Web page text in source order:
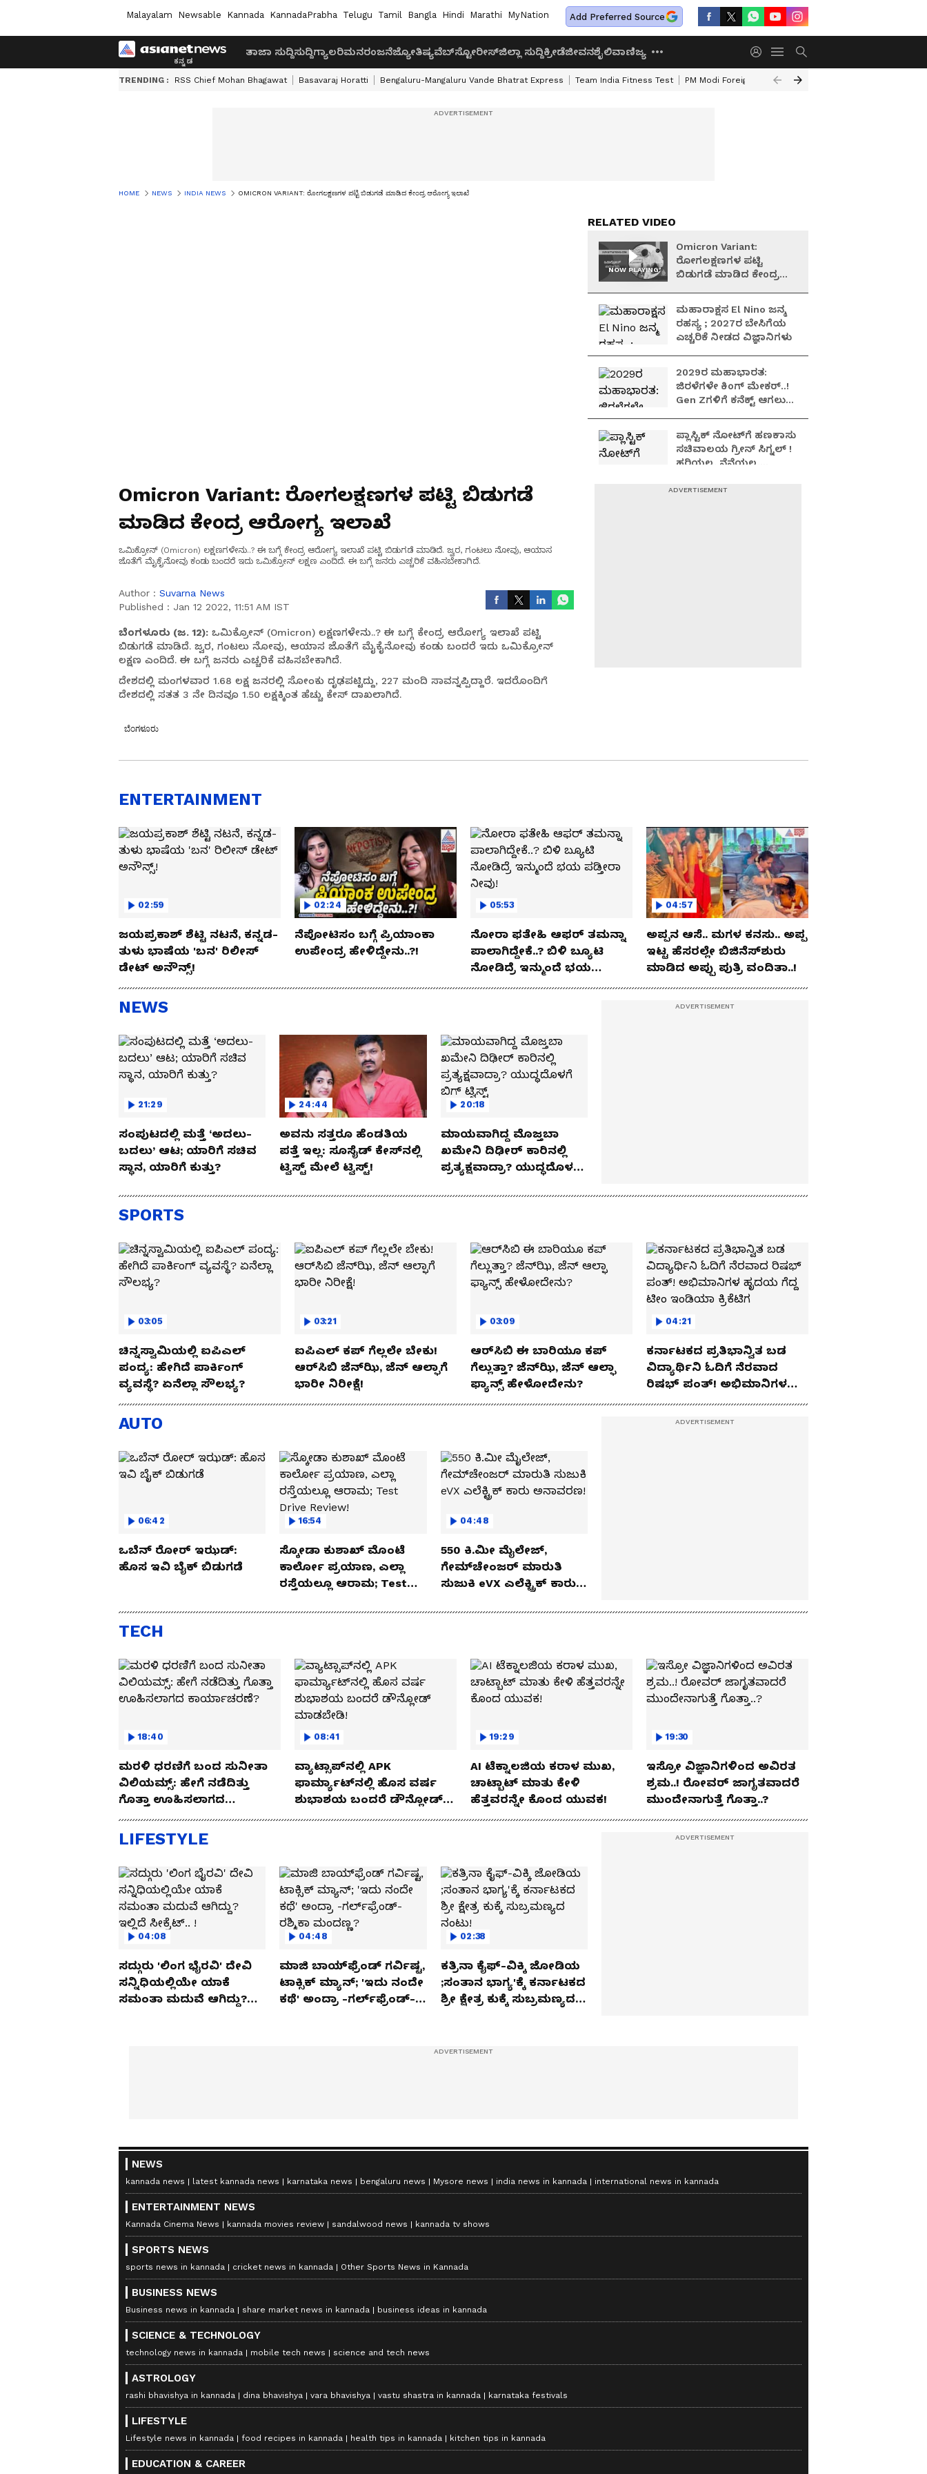
Malayalam Newsable Kannada KannadaPrabha Telugu Tamil Bangla Hindi Marathi MyNation Add Preferred Source
ತಾಜಾ ಸುದ್ದಿಸುದ್ದಿಗ್ಯಾಲರಿಮನರಂಜನೆಜ್ಯೋತಿಷ್ಯವೆಬ್‌ಸ್ಟೋರೀಸ್ಜಿಲ್ಲಾ ಸುದ್ದಿಕ್ರೀಡೆಜೀವನಶೈಲಿವಾಣಿಜ್ಯ
TRENDING : RSS Chief Mohan Bhagawat Basavaraj Horatti Bengaluru-Mangaluru Vande Bhatrat Express Team India Fitness Test PM Modi Foreign Travel Expenditure
HOME NEWS INDIA NEWS OMICRON VARIANT: ರೋಗಲಕ್ಷಣಗಳ ಪಟ್ಟಿ ಬಿಡುಗಡೆ ಮಾಡಿದ ಕೇಂದ್ರ ಆರೋಗ್ಯ ಇಲಾಖೆ
Omicron Variant: ರೋಗಲಕ್ಷಣಗಳ ಪಟ್ಟಿ ಬಿಡುಗಡೆ
ಮಾಡಿದ ಕೇಂದ್ರ ಆರೋಗ್ಯ ಇಲಾಖೆ
ಒಮಿಕ್ರೋನ್ (Omicron) ಲಕ್ಷಣಗಳೇನು..? ಈ ಬಗ್ಗೆ ಕೇಂದ್ರ ಆರೋಗ್ಯ ಇಲಾಖೆ ಪಟ್ಟಿ ಬಿಡುಗಡೆ ಮಾಡಿದೆ. ಜ್ವರ, ಗಂಟಲು ನೋವು, ಆಯಾಸ
ಜೊತೆಗೆ ಮೈಕೈನೋವು ಕಂಡು ಬಂದರೆ ಇದು ಒಮಿಕ್ರೋನ್ ಲಕ್ಷಣ ಎಂದಿದೆ. ಈ ಬಗ್ಗೆ ಜನರು ಎಚ್ಚರಿಕೆ ವಹಿಸಬೇಕಾಗಿದೆ.
Author : Suvarna News
Published : Jan 12 2022, 11:51 AM IST
ಬೆಂಗಳೂರು (ಜ. 12): ಒಮಿಕ್ರೋನ್ (Omicron) ಲಕ್ಷಣಗಳೇನು..? ಈ ಬಗ್ಗೆ ಕೇಂದ್ರ ಆರೋಗ್ಯ ಇಲಾಖೆ ಪಟ್ಟಿ
ಬಿಡುಗಡೆ ಮಾಡಿದೆ. ಜ್ವರ, ಗಂಟಲು ನೋವು, ಆಯಾಸ ಜೊತೆಗೆ ಮೈಕೈನೋವು ಕಂಡು ಬಂದರೆ ಇದು ಒಮಿಕ್ರೋನ್
ಲಕ್ಷಣ ಎಂದಿದೆ. ಈ ಬಗ್ಗೆ ಜನರು ಎಚ್ಚರಿಕೆ ವಹಿಸಬೇಕಾಗಿದೆ.
ದೇಶದಲ್ಲಿ ಮಂಗಳವಾರ 1.68 ಲಕ್ಷ ಜನರಲ್ಲಿ ಸೋಂಕು ದೃಢಪಟ್ಟಿದ್ದು, 227 ಮಂದಿ ಸಾವನ್ನಪ್ಪಿದ್ದಾರೆ. ಇದರೊಂದಿಗೆ
ದೇಶದಲ್ಲಿ ಸತತ 3 ನೇ ದಿನವೂ 1.50 ಲಕ್ಷಕ್ಕಿಂತ ಹೆಚ್ಚು ಕೇಸ್ ದಾಖಲಾಗಿದೆ.
RELATED VIDEO
NOW PLAYING
Omicron Variant:
ರೋಗಲಕ್ಷಣಗಳ ಪಟ್ಟಿ
ಬಿಡುಗಡೆ ಮಾಡಿದ ಕೇಂದ್ರ
ಮಹಾರಾಕ್ಷಸ El Nino ಜನ್ಮ
ರಹಸ್ಯ ; 2027ರ ಬೇಸಿಗೆಯ
ಎಚ್ಚರಿಕೆ ನೀಡದ ವಿಜ್ಞಾನಿಗಳು
2029ರ ಮಹಾಭಾರತ:
ಜಿರಳೆಗಳೇ ಕಿಂಗ್ ಮೇಕರ್..!
Gen Zಗಳಿಗೆ ಕನೆಕ್ಟ್ ಆಗಲು
ಪ್ಲಾಸ್ಟಿಕ್ ನೋಟ್‌ಗೆ ಹಣಕಾಸು
ಸಚಿವಾಲಯ ಗ್ರೀನ್​​ ಸಿಗ್ನಲ್​​​ !
ಹರಿಯಲ್ಲ, ನೆನೆಯಲ್ಲ,
ಹೇಗಿರುತ್ತೆ ಹೊಸ ಕರೆನ್ಸಿ..?
ಬಾಬಾ ಬರ್ಫಾನಿ? ಕರಗುತ್ತಿದೆ
ಬಡ್ಡಿ ಸಿಗುತ್ತಾ? ನಿಮ್ಮ
ಬಂಗಾರ, ದೇಶಕ್ಕೆ ಬಂಡವಾಳ!
ಮನೆಯಲ್ಲಿಟ್ಟಿರುವ ಬಂಗಾರದ
ಮೇಲೆ ಮೋದಿ ಕಣ್ಣು..!
ವಿಜಯ್ ಸರ್ಕಾರ ಕೆಡವಲು
ನಡೆದಿತ್ತಾ ಷಡ್ಯಂತ್ರ?
ಅಧಿಕಾರಕ್ಕೆ ಬಂದ 2
ತಿಂಗಳಲ್ಲೇ ಸಂಚು?
ಬೆಂಗಳೂರು
ENTERTAINMENT
02:59
ಜಯಪ್ರಕಾಶ್ ಶೆಟ್ಟಿ ನಟನೆ, ಕನ್ನಡ-
ತುಳು ಭಾಷೆಯ 'ಬನ' ರಿಲೀಸ್
ಡೇಟ್ ಅನೌನ್ಸ್!
02:24
ನೆಪೋಟಿಸಂ ಬಗ್ಗೆ ಪ್ರಿಯಾಂಕಾ
ಉಪೇಂದ್ರ ಹೇಳಿದ್ದೇನು..?!
05:53
ನೋರಾ ಫತೇಹಿ ಆಫರ್​ ತಮನ್ನಾ
ಪಾಲಾಗಿದ್ದೇಕೆ..? ಬಿಳಿ ಬ್ಯೂಟಿ
ನೋಡಿದ್ರೆ ಇನ್ಮುಂದೆ ಭಯ
ಪಡ್ತೀರಾ ನೀವು!
04:57
ಅಪ್ಪನ ಆಸೆ.. ಮಗಳ ಕನಸು.. ಅಪ್ಪ
ಇಟ್ಟ ಹೆಸರಲ್ಲೇ ಬಿಜಿನೆಸ್​ಶುರು
ಮಾಡಿದ ಅಪ್ಪು ಪುತ್ರಿ ವಂದಿತಾ..!
NEWS
21:29
ಸಂಪುಟದಲ್ಲಿ ಮತ್ತೆ ‘ಅದಲು-
ಬದಲು’ ಆಟ; ಯಾರಿಗೆ ಸಚಿವ
ಸ್ಥಾನ, ಯಾರಿಗೆ ಕುತ್ತು?
24:44
ಅವನು ಸತ್ತರೂ ಹೆಂಡತಿಯ
ಪತ್ತೆ ಇಲ್ಲ: ಸೂಸೈಡ್​​ ಕೇಸ್​​ನಲ್ಲಿ
ಟ್ವಿಸ್ಟ್​ ಮೇಲೆ ಟ್ವಿಸ್ಟ್!
20:18
ಮಾಯವಾಗಿದ್ದ ಮೊಜ್ತಬಾ
ಖಮೇನಿ ದಿಢೀರ್ ಕಾರಿನಲ್ಲಿ
ಪ್ರತ್ಯಕ್ಷವಾದ್ರಾ? ಯುದ್ಧದೊಳಗೆ
SPORTS
03:05
ಚಿನ್ನಸ್ವಾಮಿಯಲ್ಲಿ ಐಪಿಎಲ್‌
ಪಂದ್ಯ: ಹೇಗಿದೆ ಪಾರ್ಕಿಂಗ್
ವ್ಯವಸ್ಥೆ? ಏನೆಲ್ಲಾ ಸೌಲಭ್ಯ?
03:21
ಐಪಿಎಲ್ ಕಪ್‌ ಗೆಲ್ಲಲೇ ಬೇಕು!
ಆರ್‌ಸಿಬಿ ಜೆನ್‌ಝಿ, ಜೆನ್‌ ಆಲ್ಫಾಗೆ
ಭಾರೀ ನಿರೀಕ್ಷೆ!
03:09
ಆರ್‌ಸಿಬಿ ಈ ಬಾರಿಯೂ ಕಪ್‌
ಗೆಲ್ಲುತ್ತಾ? ಜೆನ್‌ಝಿ, ಜೆನ್‌ ಆಲ್ಫಾ
ಫ್ಯಾನ್ಸ್ ಹೇಳೋದೇನು?
04:21
ಕರ್ನಾಟಕದ ಪ್ರತಿಭಾನ್ವಿತ ಬಡ
ವಿದ್ಯಾರ್ಥಿನಿ ಓದಿಗೆ ನೆರವಾದ
ರಿಷಭ್ ಪಂತ್! ಅಭಿಮಾನಿಗಳ
AUTO
06:42
ಒಬೆನ್ ರೋರ್ ಇಝಡ್:
ಹೊಸ ಇವಿ ಬೈಕ್ ಬಿಡುಗಡೆ
16:54
ಸ್ಕೋಡಾ ಕುಶಾಖ್ ಮೊಂಟೆ
ಕಾರ್ಲೋ ಪ್ರಯಾಣ, ಎಲ್ಲಾ
ರಸ್ತೆಯಲ್ಲೂ ಆರಾಮ; Test
04:48
550 ಕಿ.ಮೀ ಮೈಲೇಜ್,
ಗೇಮ್‌ಚೇಂಜರ್ ಮಾರುತಿ
ಸುಜುಕಿ eVX ಎಲೆಕ್ಟ್ರಿಕ್ ಕಾರು
TECH
18:40
ಮರಳಿ ಧರಣಿಗೆ ಬಂದ ಸುನೀತಾ
ವಿಲಿಯಮ್ಸ್: ಹೇಗೆ ನಡೆದಿತ್ತು
ಗೊತ್ತಾ ಊಹಿಸಲಾಗದ
ಕಾರ್ಯಾಚರಣೆ?
08:41
ವ್ಯಾಟ್ಸಾಪ್‌ನಲ್ಲಿ APK
ಫಾರ್ಮ್ಯಾಟ್‌ನಲ್ಲಿ ಹೊಸ ವರ್ಷ
ಶುಭಾಶಯ ಬಂದರೆ ಡೌನ್ಲೋಡ್
ಮಾಡಬೇಡಿ!
19:29
AI ಟೆಕ್ನಾಲಜಿಯ ಕರಾಳ ಮುಖ,
ಚಾಟ್ಬಾಟ್ ಮಾತು ಕೇಳಿ
ಹೆತ್ತವರನ್ನೇ ಕೊಂದ ಯುವಕ!
19:30
ಇಸ್ರೋ ವಿಜ್ಞಾನಿಗಳಿಂದ ಅವಿರತ
ಶ್ರಮ..! ರೋವರ್ ಜಾಗೃತವಾದರೆ
ಮುಂದೇನಾಗುತ್ತೆ ಗೊತ್ತಾ..?
LIFESTYLE
04:08
ಸದ್ಗುರು 'ಲಿಂಗ ಭೈರವಿ' ದೇವಿ
ಸನ್ನಿಧಿಯಲ್ಲಿಯೇ ಯಾಕೆ
ಸಮಂತಾ ಮದುವೆ ಆಗಿದ್ದು?
04:48
ಮಾಜಿ ಬಾಯ್‌ಫ್ರೆಂಡ್ ಗರ್ವಿಷ್ಟ,
ಟಾಕ್ಸಿಕ್ ಮ್ಯಾನ್; 'ಇದು ನಂದೇ
ಕಥೆ' ಅಂದ್ರಾ -ಗರ್ಲ್‌ಫ್ರೆಂಡ್-
02:38
ಕತ್ರಿನಾ ಕೈಫ್-ವಿಕ್ಕಿ ಜೋಡಿಯ
;ಸಂತಾನ ಭಾಗ್ಯ'ಕ್ಕೆ ಕರ್ನಾಟಕದ
ಶ್ರೀ ಕ್ಷೇತ್ರ ಕುಕ್ಕೆ ಸುಬ್ರಮಣ್ಯದ
NEWS
kannada news latest kannada news karnataka news bengaluru news Mysore news india news in kannada international news in kannada
ENTERTAINMENT NEWS
Kannada Cinema News kannada movies review sandalwood news kannada tv shows
SPORTS NEWS
sports news in kannada cricket news in kannada Other Sports News in Kannada
BUSINESS NEWS
Business news in kannada share market news in kannada business ideas in kannada
SCIENCE & TECHNOLOGY
technology news in kannada mobile tech news science and tech news
ASTROLOGY
rashi bhavishya in kannada dina bhavishya vara bhavishya vastu shastra in kannada karnataka festivals
LIFESTYLE
Lifestyle news in kannada food recipes in kannada health tips in kannada kitchen tips in kannada
EDUCATION & CAREER